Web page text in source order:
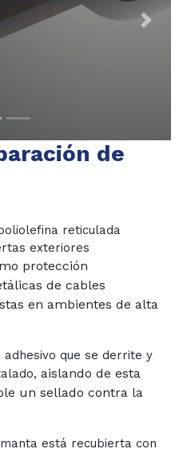
Next
de
reticulada
exteriores
protección
de cables
en ambientes de alta
que se derrite y
aislando de esta
un sellado contra la
está recubierta con